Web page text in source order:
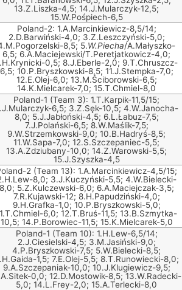
13.Z.Liszka-4,5; 14.J.Mularczyk-12,5;
15.W.Pośpiech-6,5
Poland-2: 1.A.Marcinkiewicz-8,5/14;
2.D.Barwiński-4,0; 3.Z.Leszczyński-5,0;
8,5; 5.W.Piecha/A.Małyszko-
6,5; 6.A.Maciejewski/T.Peretjatkowicz-4,0;
0,5; 8.J.Eberle-2,0; 9.T.Chruszcz-
6,5; 10.P.Bryszkowski-8,5; 11.J.Stempka-7,0;
12.E.Olej-6,0; 13.M.Ściborowski-6,5;
14.K.Mielcarek-7,0; 15.T.Chmiel-8,0
Poland-1 (Team 3): 1.T.Karpik-11,5/15;
6,5; 3.Z.Sęk-10,5; 4.W.Janocha-
8,0; 5.J.Jabłoński-4,5; 6.L.Łabuz-7,5;
7.J.Polański-6,5; 8.W.Maślik-7,5;
9.W.Strzemkowski-9,0; 10.B.Hadryś-8,5;
11.W.Sapa-7,0; 12.S.Szczepaniec-5,5;
13.A.Zdziubany-10,0; 14.Z.Warowski-5,5;
15.J.Szyszka-4,5
2 (Team 13): 1.A.Marcinkiewicz-4,5/15;
8,0; 3.J.Kuczyński-5,5; 4.W.Bielecki-
8,0; 5.Z.Kulczewski-6,0; 6.A.Maciejczak-3,5;
7.R.Kujawski-12; 8.H.Papudziński-4,0;
9.H.Grafka-1,0; 10.P.Bryszkowski-5,0;
6,0; 12.T.Bruś-11,5; 13.B.Szmytka-
10,5; 14.P.Borowiec-11,5; 15.K.Mielcarek-5,0
Poland-1 (Team 10): 1.H.Lew-6,5/14;
2.J.Ciesielski-4,5; 3.M.Jasiński-9,0;
4.P.Bryszkowski-7,5; 5.W.Bielecki-8,5;
1,5; 7.E.Olej-5,5; 8.T.Runowiecki-8,0;
9.A.Szczepaniak-10,0; 10.J.Klugiewicz-9,5;
0,0; 12.D.Mostowik-8,5; 13.W.Radecki-
5,0; 14.L.Frey-2,0; 15.A.Terlecki-8,0